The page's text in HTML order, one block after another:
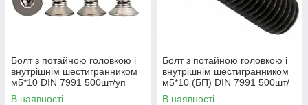
Болт з потайною головкою і
внутрішнім шестигранником
м5*10 DIN 7991 500шт/уп
В наявності
Болт з потайною головкою і
внутрішнім шестигранником
м5*10 (БП) DIN 7991 500шт/
уп
В наявності